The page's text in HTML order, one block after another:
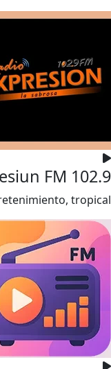
FM 102.9
tropical